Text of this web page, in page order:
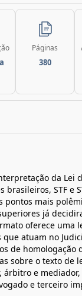
Páginas
380
da Lei
STF e
mais
já
oferece uma
atuam no
de homologação
sobre o texto de
e
e terceiro